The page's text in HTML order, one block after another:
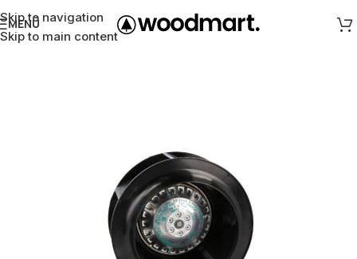
Skip to navigation
Skip to main content
MENÜ